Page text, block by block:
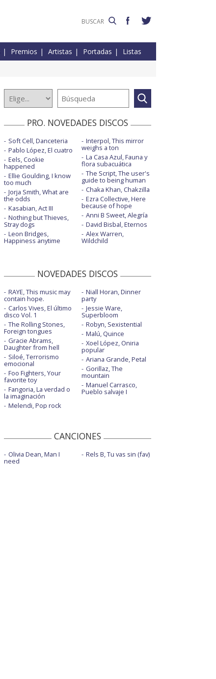
Premios Artistas Portadas Listas
PRO. NOVEDADES DISCOS
Soft Cell, Danceteria
Pablo López, El cuatro
Eels, Cookie
happened
Ellie Goulding, I know
too much
Jorja Smith, What are
the odds
Kasabian, Act III
Nothing but Thieves,
Stray dogs
Leon Bridges,
Happiness anytime
Interpol, This mirror
weighs a ton
La Casa Azul, Fauna y
flora subacuática
The Script, The user's
guide to being human
Chaka Khan, Chakzilla
Ezra Collective, Here
because of hope
Anni B Sweet, Alegría
David Bisbal, Eternos
Alex Warren,
Wildchild
NOVEDADES DISCOS
RAYE, This music may
contain hope.
Carlos Vives, El último
disco Vol. 1
The Rolling Stones,
Foreign tongues
Gracie Abrams,
Daughter from hell
Siloé, Terrorismo
emocional
Foo Fighters, Your
favorite toy
Fangoria, La verdad o
la imaginación
Melendi, Pop rock
Niall Horan, Dinner
party
Jessie Ware,
Superbloom
Robyn, Sexistential
Malú, Quince
Xoel López, Oniria
popular
Ariana Grande, Petal
Gorillaz, The
mountain
Manuel Carrasco,
Pueblo salvaje I
CANCIONES
Olivia Dean, Man I
need
Rels B, Tu vas sin (fav)